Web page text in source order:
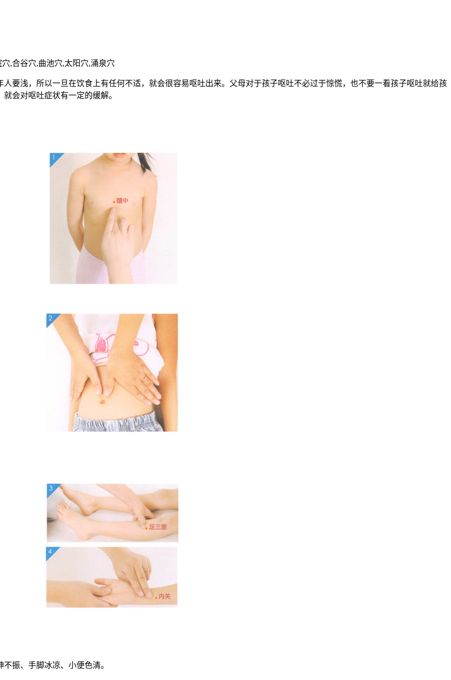
,合谷穴,曲池穴,太阳穴,涌泉穴
要浅，所以一旦在饮食上有任何不适，就会很容易呕吐出来。父母对于孩子呕吐不必过于惊慌，也不要一看孩子呕吐就给孩
会对呕吐症状有一定的缓解。
振、手脚冰凉、小便色清。